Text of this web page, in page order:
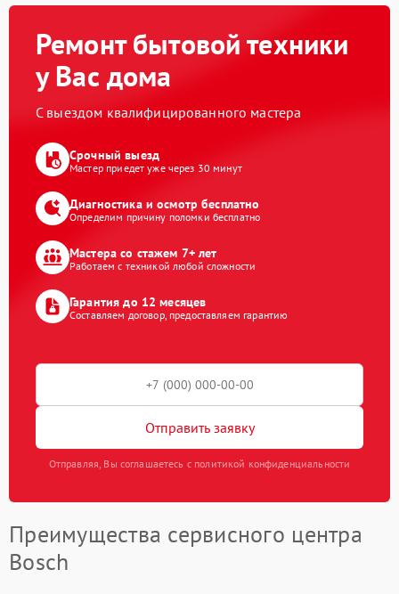
Ремонт бытовой техники
у Вас дома
С выездом квалифицированного мастера
Срочный выезд
Мастер приедет уже через 30 минут
Диагностика и осмотр бесплатно
Определим причину поломки бесплатно
Мастера со стажем 7+ лет
Работаем с техникой любой сложности
Гарантия до 12 месяцев
Составляем договор, предоставляем гарантию
Отправить заявку
Отправляя, Вы соглашаетесь с политикой конфиденциальности
Преимущества сервисного центра
Bosch